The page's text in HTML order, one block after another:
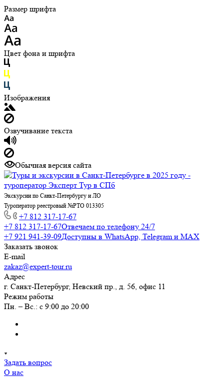
Размер шрифта
Цвет фона и шрифта
Изображения
Озвучивание текста
Обычная версия сайта
Экскурсии по Санкт-Петербургу и ЛО
Туроператор реестровый №РТО 013305
+7 812 317-17-67
+7 812 317-17-67Отвечаем по телефону 24/7
+7 921 941-39-09Доступны в WhatsApp, Telegram и MAX
Заказать звонок
E-mail
zakaz@expert-tour.ru
Адрес
г. Санкт-Петербург, Невский пр., д. 56, офис 11
Режим работы
Пн. – Вс.: с 9:00 до 20:00
Задать вопрос
О нас